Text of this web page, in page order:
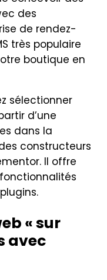
des
de rendez-
très populaire
boutique en
sélectionner
d’une
dans la
constructeurs
Il offre
« sur
avec